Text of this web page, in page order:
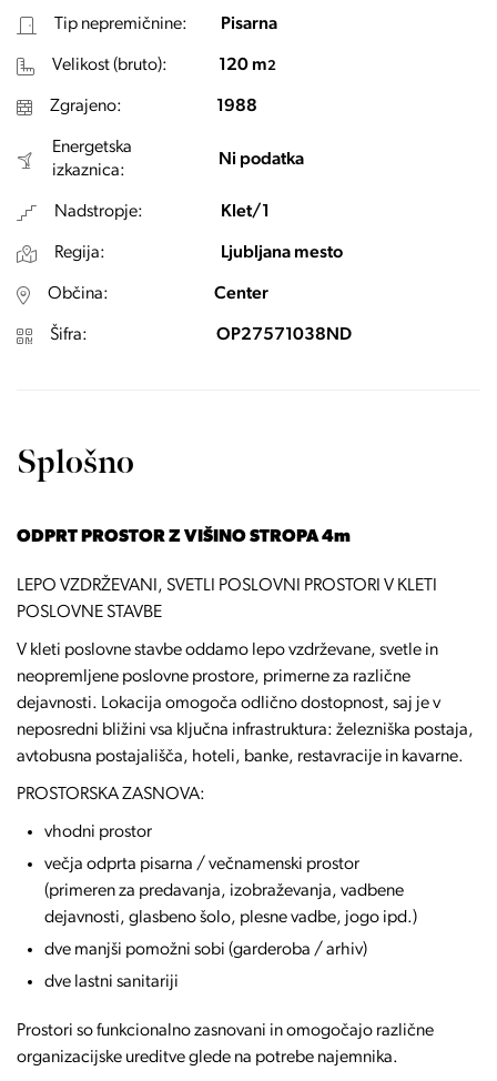
Tip nepremičnine: Pisarna
Velikost (bruto): 120 m2
Zgrajeno: 1988
Energetska
izkaznica:
Ni podatka
Nadstropje: Klet/1
Regija: Ljubljana mesto
Občina: Center
Šifra: OP27571038ND
Splošno
ODPRT PROSTOR Z VIŠINO STROPA 4m
LEPO VZDRŽEVANI, SVETLI POSLOVNI PROSTORI V KLETI
POSLOVNE STAVBE
V kleti poslovne stavbe oddamo lepo vzdrževane, svetle in
neopremljene poslovne prostore, primerne za različne
dejavnosti. Lokacija omogoča odlično dostopnost, saj je v
neposredni bližini vsa ključna infrastruktura: železniška postaja,
avtobusna postajališča, hoteli, banke, restavracije in kavarne.
PROSTORSKA ZASNOVA:
vhodni prostor
večja odprta pisarna / večnamenski prostor
(primeren za predavanja, izobraževanja, vadbene
dejavnosti, glasbeno šolo, plesne vadbe, jogo ipd.)
dve manjši pomožni sobi (garderoba / arhiv)
dve lastni sanitariji
Prostori so funkcionalno zasnovani in omogočajo različne
organizacijske ureditve glede na potrebe najemnika.